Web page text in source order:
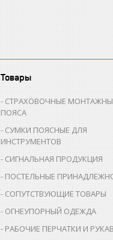
Товары
СТРАХОВОЧНЫЕ
ПОЯСА
СУМКИ ПОЯСНЫЕ ДЛЯ
ИНСТРУМЕНТОВ
СИГНАЛЬНАЯ ПРОДУКЦИЯ
ПОСТЕЛЬНЫЕ
СОПУТСТВУЮЩИЕ ТОВАРЫ
ОГНЕУПОРНЫЙ ОДЕЖДА
РАБОЧИЕ ПЕРЧАТКИ И